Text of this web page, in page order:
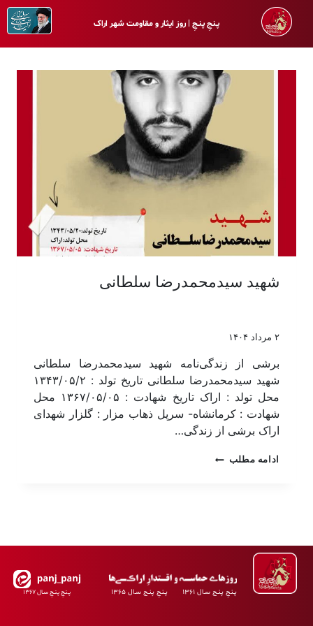
پـنجِ پنـجِ | روز ایثار و مقاومت شهر اراک
شهید سیدمحمدرضا سلطانی
۲ مرداد ۱۴۰۴
برشی از زندگی‌نامه شهید سیدمحمدرضا سلطانی
شهید سیدمحمدرضا سلطانی تاریخ تولد : ۱۳۴۳/۰۵/۲
محل تولد : اراک تاریخ شهادت : ۱۳۶۷/۰۵/۰۵ محل
شهادت : کرمانشاه- سرپل ذهاب مزار : گلزار شهدای
اراک برشی از زندگی…
ادامه مطلب
پـنجِ پنـج سـال ۱۳۶۱ پـنجِ پنـج سـال ۱۳۶۵ پـنجِ پنـجِ سـال ۱۳۶۷